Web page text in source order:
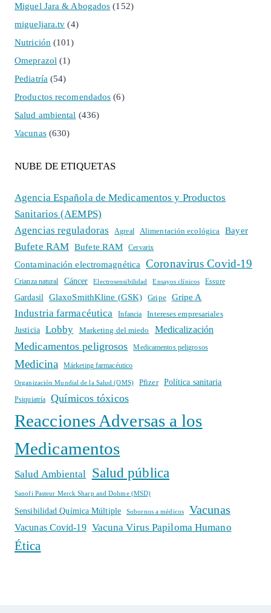
Miguel Jara & Abogados (152)
migueljara.tv (4)
Nutrición(101)
Omeprazol(1)
Pediatría(54)
Productos recomendados (6)
Salud ambiental (436)
Vacunas(630)
NUBE DE ETIQUETAS
Agencia Española de Medicamentos y Productos
Sanitarios (AEMPS)
Agencias reguladoras
Agreal Alimentación ecológica Bayer
Bufete RAM Bufete RAM Cervarix
Contaminación electromagnética Coronavirus Covid-19
Crianza natural Cáncer Electrosensibilidad Ensayos clínicos Essure
Gardasil GlaxoSmithKline (GSK) Gripe Gripe A
Industria farmacéutica Infancia
Intereses empresariales
Justicia
Lobby Marketing del miedo Medicalización
Medicamentos peligrosos Medicamentos peligrosos
Medicina Márketing farmacéutico
Organización Mundial de la Salud (OMS) Pfizer Política sanitaria
Psiquiatría Químicos tóxicos
Reacciones Adversas a los
Medicamentos
Salud Ambiental Salud pública
Sanofi Pasteur Merck Sharp and Dohme (MSD)
Sensibilidad Química Múltiple Sobornos a médicos Vacunas
Vacunas Covid-19 Vacuna Virus Papiloma Humano
Ética